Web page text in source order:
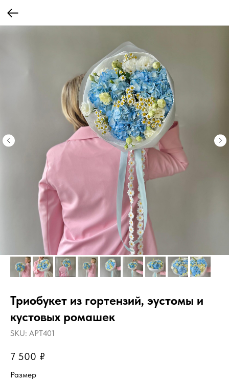
Триобукет из гортензий, эустомы и
кустовых ромашек
SKU: АРТ401
7 500 ₽
Размер